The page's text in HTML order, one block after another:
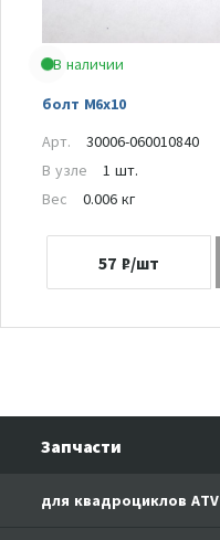
В наличии
болт M6x10
Арт.
30006-060010840
В узле
1 шт.
Вес
0.006 кг
57 ₽/шт
Запчасти
для квадроциклов ATV